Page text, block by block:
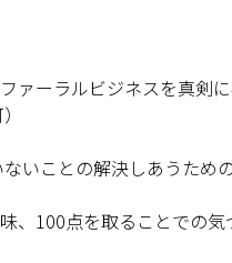
ァーラルビジネスを真剣に
いことの解決しあうため
、100点を取ることでの気